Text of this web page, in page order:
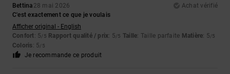
Bettina 28 mai 2026
Achat vérifié
C'est exactement ce que je voulais
Afficher original - English
Confort: 5/5 Rapport qualité / prix: 5/5 Taille: Taille parfaite Matière: 5/5
Coloris: 5/5
Je recommande ce produit